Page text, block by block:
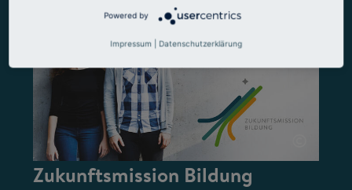
Zukunftsmission Bildung
Powered by
Impressum Datenschutzerklärung